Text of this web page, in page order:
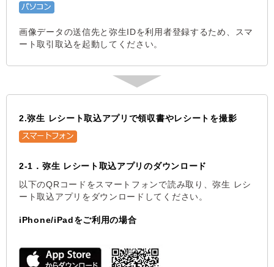
画像データの送信先と弥生IDを利用者登録するため、スマ
ート取引取込を起動してください。
2.弥生 レシート取込アプリで領収書やレシートを撮影
2-1．弥生 レシート取込アプリのダウンロード
以下のQRコードをスマートフォンで読み取り、弥生 レシ
ート取込アプリをダウンロードしてください。
iPhone/iPadをご利用の場合